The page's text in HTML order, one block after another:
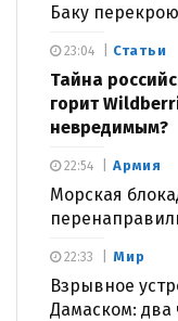
Баку
Статьи
Тайна
горит
невредимым?
23:04
Армия
Морская
22:54
Мир
Взрывное
Дамаском: два
22:33